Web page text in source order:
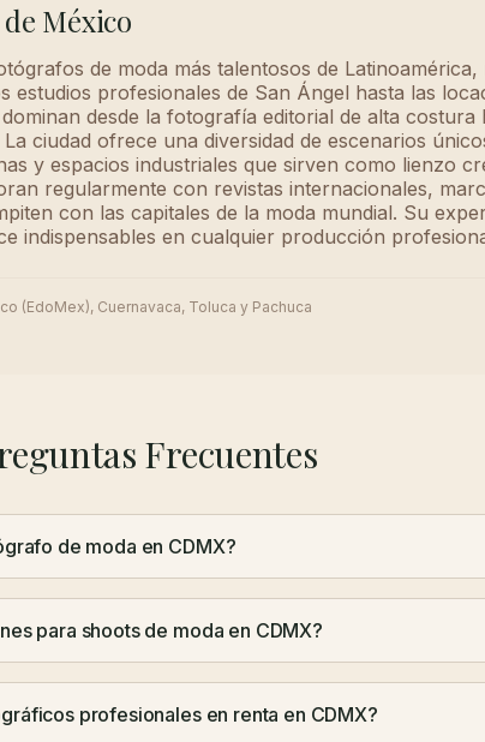
México
de moda más talentosos de
estudios profesionales de San Ángel hasta las
desde la fotografía editorial de alta costura
ciudad ofrece una diversidad de escenarios
y espacios industriales que sirven como lienzo
regularmente con revistas internacionales,
con las capitales de la moda mundial. Su
indispensables en cualquier producción
(EdoMex), Cuernavaca, Toluca y Pachuca
Frecuentes
de moda en CDMX?
para shoots de moda en CDMX?
profesionales en renta en CDMX?